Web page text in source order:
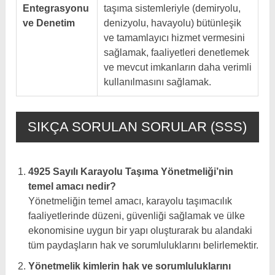
Entegrasyonu
ve Denetim
taşıma sistemleriyle (demiryolu,
denizyolu, havayolu) bütünleşik
ve tamamlayıcı hizmet vermesini
sağlamak, faaliyetleri denetlemek
ve mevcut imkanların daha verimli
kullanılmasını sağlamak.
SIKÇA SORULAN SORULAR (SSS)
4925 Sayılı Karayolu Taşıma Yönetmeliği’nin
temel amacı nedir?
Yönetmeliğin temel amacı, karayolu taşımacılık
faaliyetlerinde düzeni, güvenliği sağlamak ve ülke
ekonomisine uygun bir yapı oluşturarak bu alandaki
tüm paydaşların hak ve sorumluluklarını belirlemektir.
Yönetmelik kimlerin hak ve sorumluluklarını